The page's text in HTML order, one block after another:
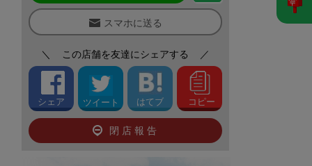
スマホに送る
＼ この店舗を友達にシェアする ／
シェア ツイート はてブ コピー
閉店報告